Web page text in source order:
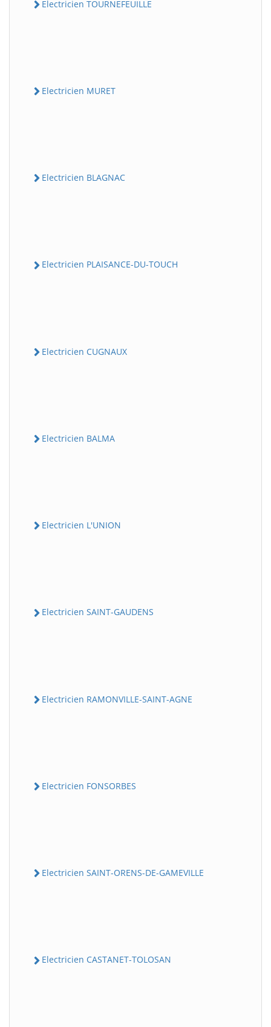
Electricien TOURNEFEUILLE
Electricien MURET
Electricien BLAGNAC
Electricien PLAISANCE-DU-TOUCH
Electricien CUGNAUX
Electricien BALMA
Electricien L'UNION
Electricien SAINT-GAUDENS
Electricien RAMONVILLE-SAINT-AGNE
Electricien FONSORBES
Electricien SAINT-ORENS-DE-GAMEVILLE
Electricien CASTANET-TOLOSAN